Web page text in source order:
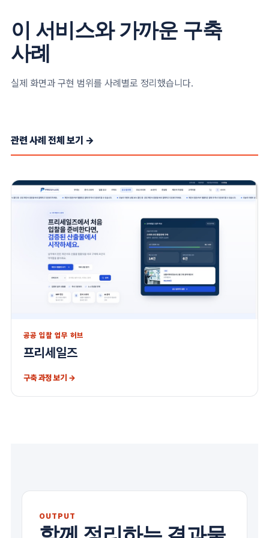
이 서비스와 가까운 구축
사례
실제 화면과 구현 범위를 사례별로 정리했습니다.
관련 사례 전체 보기 →
공공 입찰 업무 허브
프리세일즈
구축 과정 보기 →
OUTPUT